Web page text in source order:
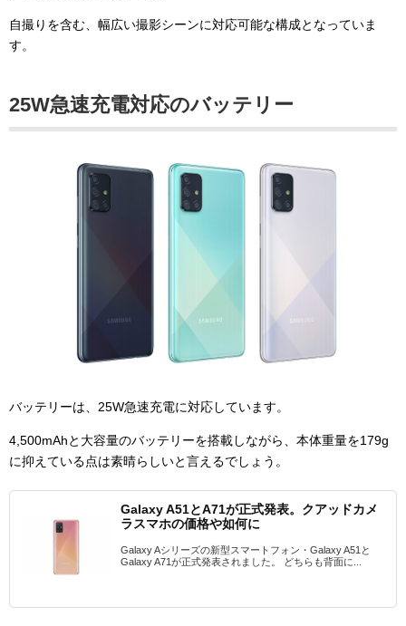
自撮りを含む、幅広い撮影シーンに対応可能な構成となっていま
す。
25W急速充電対応のバッテリー
バッテリーは、25W急速充電に対応しています。
4,500mAhと大容量のバッテリーを搭載しながら、本体重量を179g
に抑えている点は素晴らしいと言えるでしょう。
Galaxy A51とA71が正式発表。クアッドカメ
ラスマホの価格や如何に
Galaxy Aシリーズの新型スマートフォン・Galaxy A51と
Galaxy A71が正式発表されました。 どちらも背面に...